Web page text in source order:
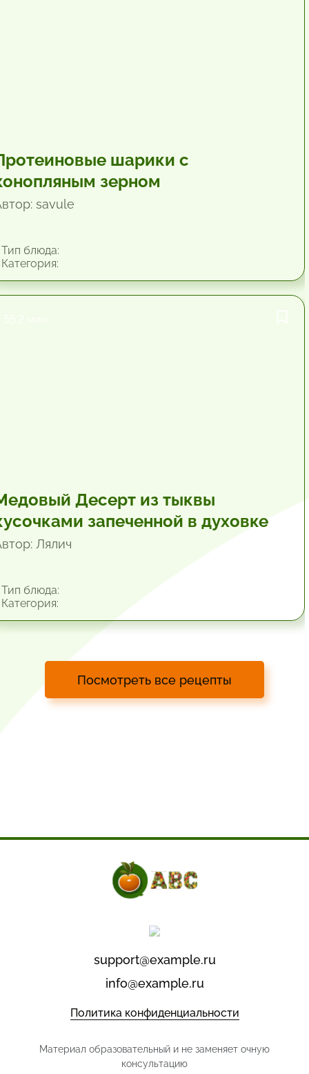
шарики с
зерном
savule
блюда:
Десерт из тыквы
запеченной в духовке
Лялич
блюда:
Посмотреть все рецепты
support@example.ru
info@example.ru
Политика конфиденциальности
Материал образовательный и не заменяет очную
консультацию